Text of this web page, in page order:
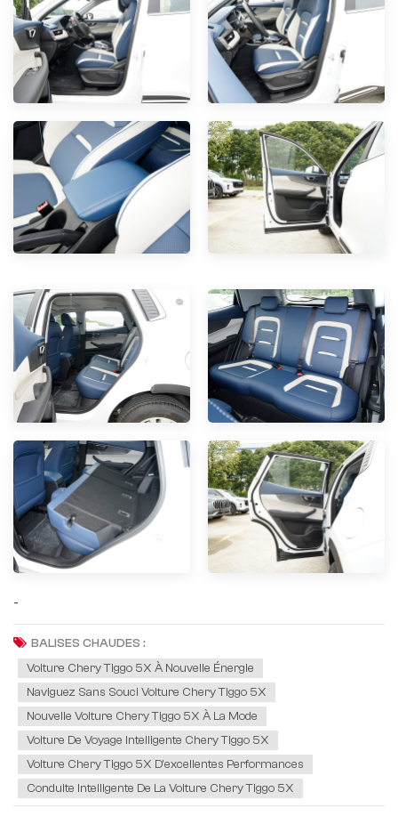
-
BALISES CHAUDES :
Voiture Chery Tiggo 5X À Nouvelle Énergie
Naviguez Sans Souci Voiture Chery Tiggo 5X
Nouvelle Voiture Chery Tiggo 5X À La Mode
Voiture De Voyage Intelligente Chery Tiggo 5X
Voiture Chery Tiggo 5X D'excellentes Performances
Conduite Intelligente De La Voiture Chery Tiggo 5X